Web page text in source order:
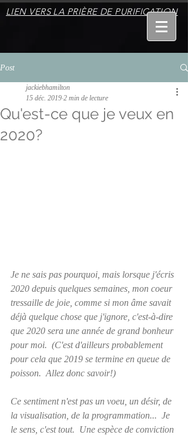
LIEN VERS LA PRIÈRE DE PURIFICATION
Post
Qu'est-ce que je veux en
2020?
jackiebhamilton
15 déc. 2019 2 min de lecture
Je ne sais pas pourquoi, mais lorsque j'écris
2020 depuis quelques semaines, mon coeur
tressaille de joie, comme si mon âme savait
déjà quelque chose que j'ignore, c'est-à-dire
que 2020 sera une année de grand bonheur
pour moi.  (C'est d'ailleurs probablement
pour cela que 2019 se termine en queue de
poisson.  Allez donc savoir!)
Ce sentiment n'est pas un voeu, un désir, de
la visualisation, de la programmation...  Je
le sens, c'est tout.  Une espèce de conviction